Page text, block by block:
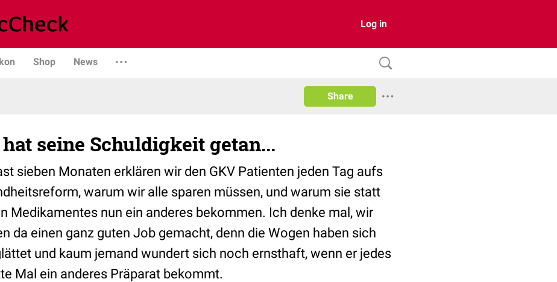
Log in
Shop News
Share
seine Schuldigkeit getan...
sieben Monaten erklären wir den GKV Patienten jeden Tag aufs
warum wir alle sparen müssen, und warum sie statt
Medikamentes nun ein anderes bekommen. Ich denke mal, wir
da einen ganz guten Job gemacht, denn die Wogen haben sich
und kaum jemand wundert sich noch ernsthaft, wenn er jedes
Mal ein anderes Präparat bekommt.